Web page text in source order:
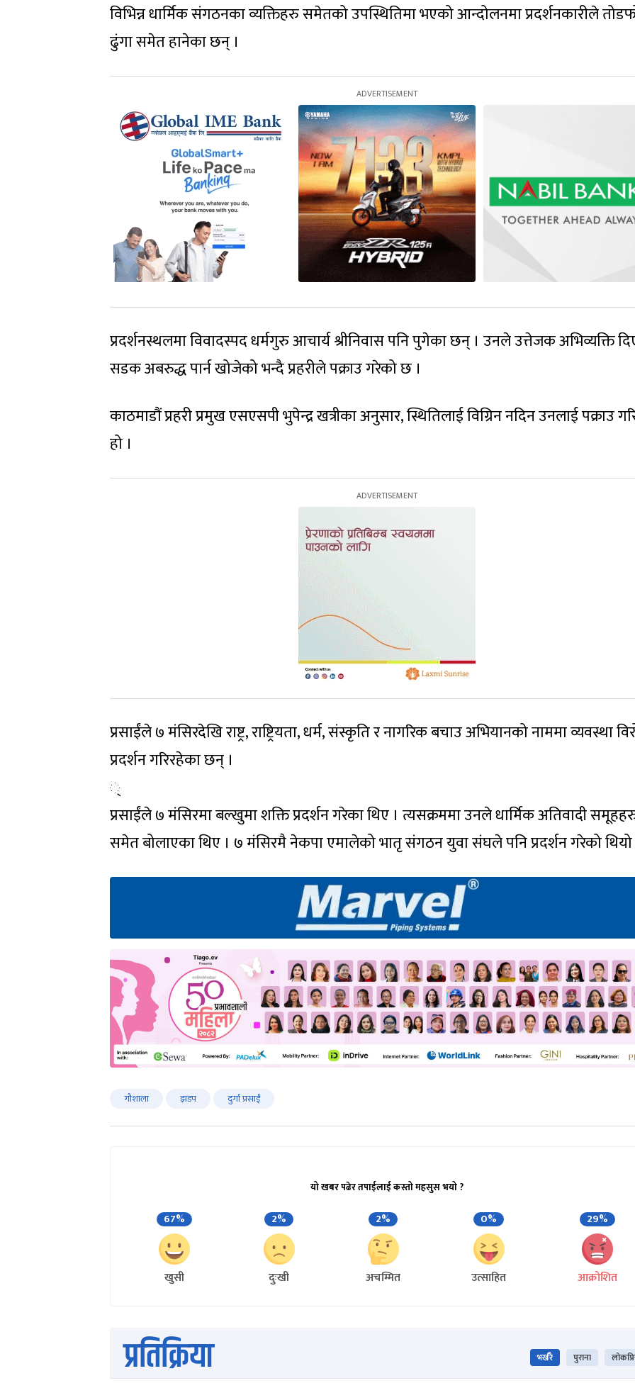
विभिन्न धार्मिक संगठनका व्यक्तिहरु समेतको उपस्थितिमा भएको आन्दोलनमा प्रदर्शनकारीले
ढुंगा समेत हानेका छन् ।
प्रदर्शनस्थलमा विवादस्पद धर्मगुरु आचार्य श्रीनिवास पनि पुगेका छन् । उनले उत्तेजक अभिव्यक्ति
सडक अबरुद्ध पार्न खोजेको भन्दै प्रहरीले पक्राउ गरेको छ ।
काठमाडौं प्रहरी प्रमुख एसएसपी भुपेन्द्र खत्रीका अनुसार, स्थितिलाई विग्रिन नदिन उनलाई पक्राउ
हो ।
प्रसाईंले ७ मंसिरदेखि राष्ट्र, राष्ट्रियता, धर्म, संस्कृति र नागरिक बचाउ अभियानको नाममा व्यवस्था
प्रदर्शन गरिरहेका छन् ।
्
प्रसाईंले ७ मंसिरमा बल्खुमा शक्ति प्रदर्शन गरेका थिए । त्यसक्रममा उनले धार्मिक अतिवादी
समेत बोलाएका थिए । ७ मंसिरमै नेकपा एमालेको भातृ संगठन युवा संघले पनि प्रदर्शन गरेको
गौशाला झडप दुर्गा प्रसाईं
यो खबर पढेर तपाईलाई कस्तो महसुस भयो ?
67%
खुसी
2%
दुःखी
2%
अचम्मित
0%
उत्साहित
29%
आक्रोशित
प्रतिक्रिया भर्खरै पुराना